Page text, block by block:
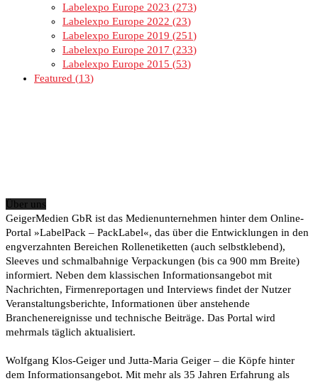
Labelexpo Europe 2023
273
Labelexpo Europe 2022
23
Labelexpo Europe 2019
251
Labelexpo Europe 2017
233
Labelexpo Europe 2015
53
Featured
13
Über uns
GeigerMedien GbR ist das Medienunternehmen hinter dem Online-
Portal »LabelPack – PackLabel«, das über die Entwicklungen in den
engverzahnten Bereichen Rollenetiketten (auch selbstklebend),
Sleeves und schmalbahnige Verpackungen (bis ca 900 mm Breite)
informiert. Neben dem klassischen Informationsangebot mit
Nachrichten, Firmenreportagen und Interviews findet der Nutzer
Veranstaltungsberichte, Informationen über anstehende
Branchenereignisse und technische Beiträge. Das Portal wird
mehrmals täglich aktualisiert.
Wolfgang Klos-Geiger und Jutta-Maria Geiger – die Köpfe hinter
dem Informationsangebot. Mit mehr als 35 Jahren Erfahrung als